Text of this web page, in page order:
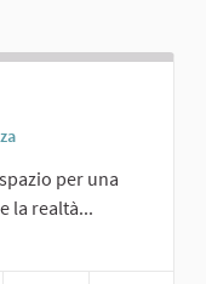
per una
la realtà...
e attività digitali